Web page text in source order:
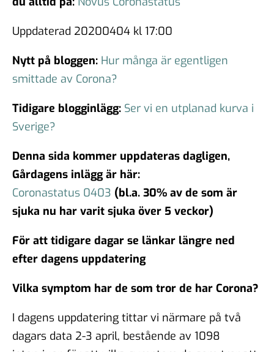
Uppdaterad 20200404 kl 17:00
Nytt på bloggen: Hur många är egentligen
smittade av Corona?
Tidigare blogginlägg: Ser vi en utplanad kurva i
Sverige?
Denna sida kommer uppdateras dagligen,
Gårdagens inlägg är här:
Coronastatus 0403 (bl.a. 30% av de som är
sjuka nu har varit sjuka över 5 veckor)
För att tidigare dagar se länkar längre ned
efter dagens uppdatering
Vilka symptom har de som tror de har Corona?
I dagens uppdatering tittar vi närmare på två
dagars data 2-3 april, bestående av 1098